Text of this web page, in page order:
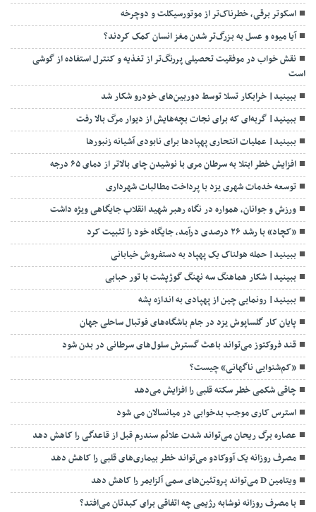
اسکوتر برقی، خطرناک‌تر از موتورسیکلت و دوچرخه
آیا میوه و عسل به بزرگ‌تر شدن مغز انسان کمک کردند؟
نقش خواب در موفقیت تحصیلی پررنگ‌تر از تغذیه و کنترل استفاده از گوشی
است
ببینید| خرابکار تسلا توسط دوربین‌های خودرو شکار شد
ببینید| گربه‌ای که برای نجات بچه‌هایش از دیوار مرگ بالا رفت
ببینید| عملیات انتحاری پهپادها برای نابودی آشیانه زنبورها
افزایش خطر ابتلا به سرطان مری با نوشیدن چای بالاتر از دمای ۶۵ درجه
توسعه خدمات شهری یزد با پرداخت مطالبات شهرداری
ورزش و جوانان، همواره در نگاه رهبر شهید انقلاب جایگاهی ویژه داشت
«کچاد» با رشد ۲۶ درصدی درآمد، جایگاه خود را تثبیت کرد
ببینید| حمله هولناک یک پهپاد به دستفروش خیابانی
ببینید| شکار هماهنگ سه نهنگ گوژپشت با تور حبابی
ببینید| رونمایی چین از پهپادی به اندازه پشه
پایان کار گلساپوش یزد در جام باشگاه‌های فوتبال ساحلی جهان
قند فروکتوز می‌تواند باعث گسترش سلول‌های سرطانی در بدن شود
«کم‌شنوایی ناگهانی» چیست؟
چاقی شکمی خطر سکته قلبی را افزایش می‌دهد
استرس کاری موجب بدخوابی در میانسالان می شود
عصاره برگ ریحان می‌تواند شدت علائم سندرم قبل از قاعدگی را کاهش دهد
مصرف روزانه یک آووکادو می‌تواند خطر بیماری‌های قلبی را کاهش دهد
ویتامین D می‌تواند پروتئین‌های سمی آلزایمر را کاهش دهد
با مصرف روزانه نوشابه رژیمی چه اتفاقی برای کبدتان می‌افتد؟